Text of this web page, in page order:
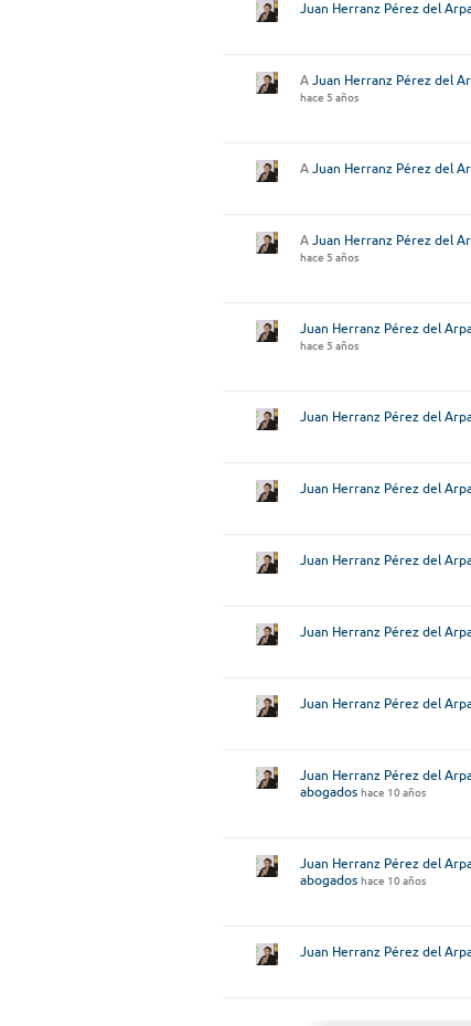
Juan Herranz Pérez del
A Juan Herranz Pérez del
hace 5 años
A Juan Herranz Pérez del
A Juan Herranz Pérez del
hace 5 años
Juan Herranz Pérez del
hace 5 años
Juan Herranz Pérez del
Juan Herranz Pérez del
Juan Herranz Pérez del
Juan Herranz Pérez del
Juan Herranz Pérez del
Juan Herranz Pérez del
abogados hace 10 años
Juan Herranz Pérez del
abogados hace 10 años
Juan Herranz Pérez del